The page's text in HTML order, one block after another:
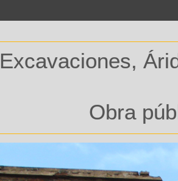
Excavaciones,
Obra